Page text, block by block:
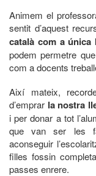
Animem el
sentit d’aquest
català com a
podem permetre
com a docents
Així mateix,
d’emprar la nostra
i per donar a tot
que van ser les
aconseguir
filles fossin
passes enrere.